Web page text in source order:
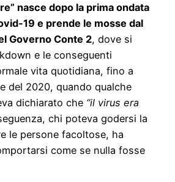
nasce dopo la prima ondata
19 e prende le mosse dal
Governo Conte 2, dove si
e le conseguenti
vita quotidiana, fino a
del 2020, quando qualche
dichiarato che “il virus era
chi poteva godersi la
le persone facoltose, ha
come se nulla fosse